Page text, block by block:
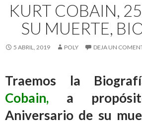
KURT COBAIN,
SU MUERTE,
5 ABRIL, 2019 POLY DEJA UN
Traemos la
Cobain, a
Aniversario de su